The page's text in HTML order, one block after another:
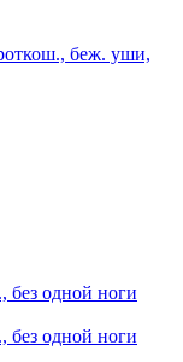
беж. уши,
без одной ноги
без одной ноги